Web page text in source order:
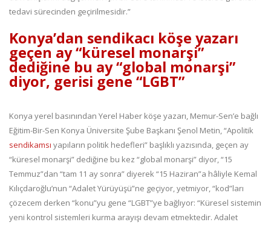
tedavi sürecinden geçirilmesidir.”
Konya’dan sendikacı köşe yazarı
geçen ay “küresel monarşi”
dediğine bu ay “global monarşi”
diyor, gerisi gene “LGBT”
Konya yerel basınından Yerel Haber köşe yazarı, Memur-Sen’e bağlı
Eğitim-Bir-Sen Konya Üniversite Şube Başkanı Şenol Metin, “Apolitik
sendikamsı yapıların politik hedefleri” başlıklı yazısında, geçen ay
“küresel monarşi” dediğine bu kez “global monarşi” diyor, “15
Temmuz”dan “tam 11 ay sonra” diyerek “15 Haziran”a hâliyle Kemal
Kılıçdaroğlu’nun “Adalet Yürüyüşü”ne geçiyor, yetmiyor, “kod”ları
çözecem derken “konu”yu gene “LGBT”ye bağlıyor: “Küresel sistemin
yeni kontrol sistemleri kurma arayışı devam etmektedir. Adalet